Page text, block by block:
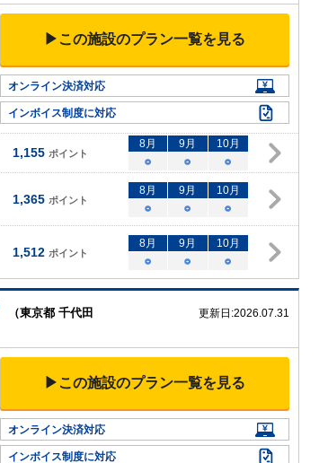
▶この施設のプラン一覧を見る
オンライン決済対応
インボイス制度に対応
1,155 ポイント
8月 9月 10月
○
○ ○
1,365 ポイント
8月 9月 10月
○
○ ○
1,512 ポイント
8月 9月 10月
○
○ ○
（東京都 千代田
更新日:2026.07.31
▶この施設のプラン一覧を見る
オンライン決済対応
インボイス制度に対応